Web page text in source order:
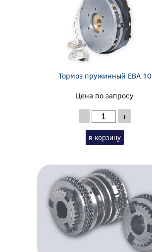
Тормоз пружинный EBA 10
Цена по запросу
- +
в корзину